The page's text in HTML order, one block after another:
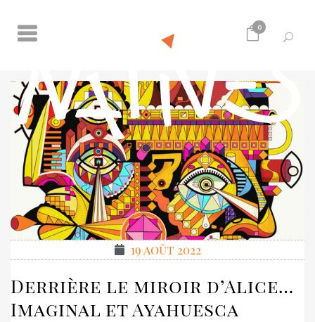
0
19 août 2022
Derrière le miroir d’Alice…
Imaginal et Ayahuesca